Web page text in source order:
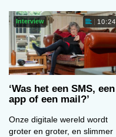
Interview 10:24
‘Was het een SMS, een
app of een mail?’
Onze digitale wereld wordt
groter en groter, en slimmer